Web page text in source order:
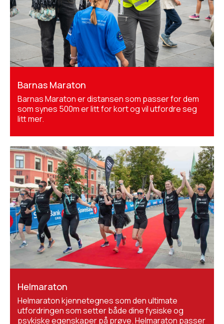
Barnas Maraton
Barnas Maraton er distansen som passer for dem
som synes 500m er litt for kort og vil utfordre seg
litt mer.
Helmaraton
Helmaraton kjennetegnes som den ultimate
utfordringen som setter både dine fysiske og
psykiske egenskaper på prøve. Helmaraton passer